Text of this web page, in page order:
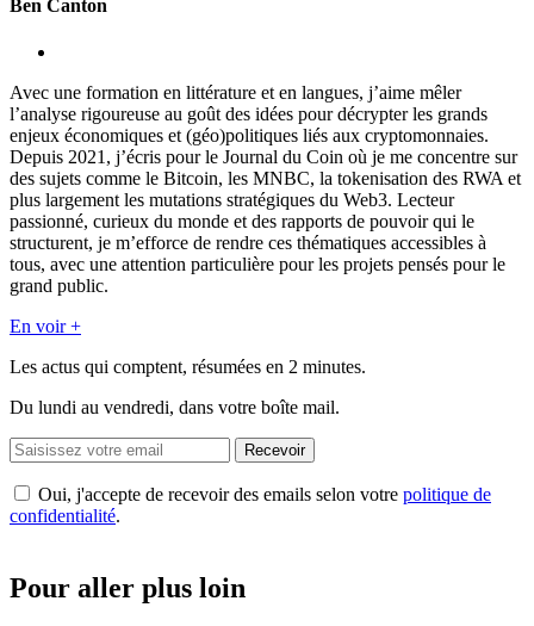
Ben Canton
Avec une formation en littérature et en langues, j’aime mêler
l’analyse rigoureuse au goût des idées pour décrypter les grands
enjeux économiques et (géo)politiques liés aux cryptomonnaies.
Depuis 2021, j’écris pour le Journal du Coin où je me concentre sur
des sujets comme le Bitcoin, les MNBC, la tokenisation des RWA et
plus largement les mutations stratégiques du Web3. Lecteur
passionné, curieux du monde et des rapports de pouvoir qui le
structurent, je m’efforce de rendre ces thématiques accessibles à
tous, avec une attention particulière pour les projets pensés pour le
grand public.
En voir +
Les actus qui comptent, résumées en 2 minutes.
Du lundi au vendredi, dans votre boîte mail.
Recevoir
Oui, j'accepte de recevoir des emails selon votre politique de
confidentialité.
Pour aller plus loin